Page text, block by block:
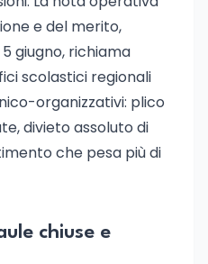
e del merito,
giugno, richiama
scolastici regionali
organizzativi: plico
divieto assoluto di
che pesa più di
chiuse e